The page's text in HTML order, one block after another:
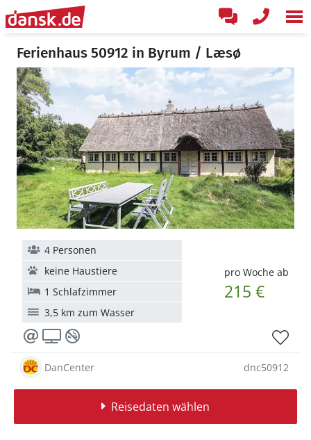
Ferienhaus 50912 in Byrum / Læsø
pro Woche ab
215 €
4 Personen
keine Haustiere
1 Schlafzimmer
3,5 km zum Wasser
DanCenter dnc50912
Reisedaten wählen